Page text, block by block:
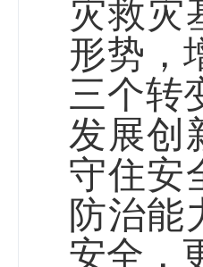
灾救灾
形势 ，
三个转
发展创
守住安
防治能
安全 ，